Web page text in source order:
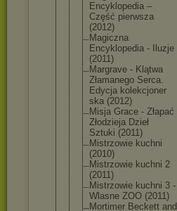
Encyklopedia –
Część pierwsza
(2012)
Magiczna
Encyklopedia - Iluzje
(2011)
Margrave - Klątwa
Złamanego Serca.
Edycja kolekcjoner
ska (2012)
Misja Grace - Złapać
Złodzieja Dzieł
Sztuki (2011)
Mistrzowie kuchni
(2010)
Mistrzowie kuchni 2
(2011)
Mistrzowie kuchni 3 -
Wlasne ZOO (2011)
Mortimer Beckett and